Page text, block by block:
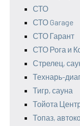
СТО
СТО Garage
СТО Гарант
СТО Рога и
Стрелец,
Технарь-
Тигр, сауна
Тойота
Топаз,